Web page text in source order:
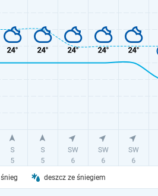
śnieg deszcz ze śniegiem